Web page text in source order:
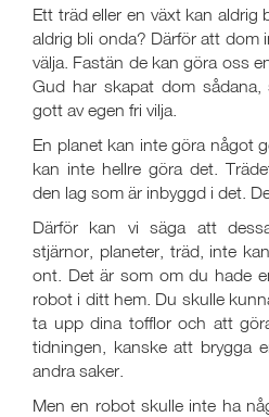
Ett träd eller en växt kan aldrig
aldrig bli onda? Därför att dom
välja. Fastän de kan göra oss
Gud har skapat dom
gott av egen fri vilja.
En planet kan inte göra något
kan inte hellre göra det.
den lag som är inbyggd i det.
Därför kan vi säga att
stjärnor, planeter, träd, inte
ont. Det är som om du hade
robot i ditt hem. Du skulle
ta upp dina tofflor och att
tidningen, kanske att brygga
andra saker.
Men en robot skulle inte ha